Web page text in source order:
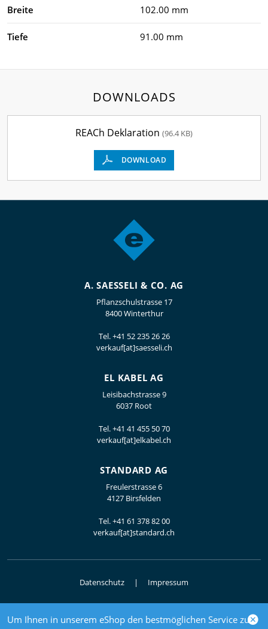
Um Ihnen in unserem eShop den bestmöglichen Service zu
Breite 102.00 mm
Tiefe 91.00 mm
DOWNLOADS
REACh Deklaration (96.4 KB)
DOWNLOAD
A. SAESSELI & CO. AG
Pflanzschulstrasse 17
8400 Winterthur
Tel.+41 52 235 26 26
verkauf[at]saesseli.ch
EL KABEL AG
Leisibachstrasse 9
6037 Root
Tel.+41 41 455 50 70
verkauf[at]elkabel.ch
STANDARD AG
Freulerstrasse 6
4127 Birsfelden
Tel.+41 61 378 82 00
verkauf[at]standard.ch
Datenschutz Impressum